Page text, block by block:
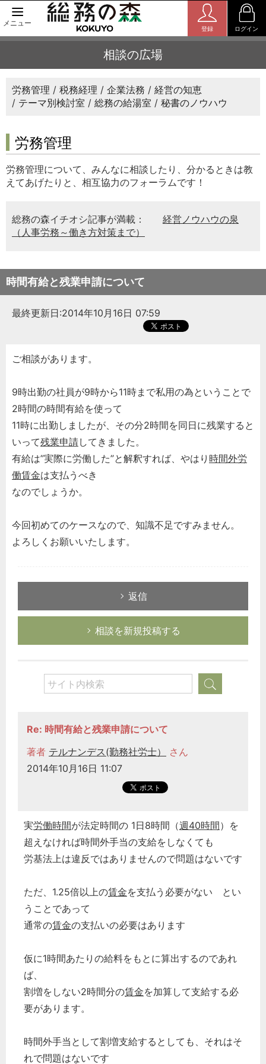
メニュー
登録 ログイン
相談の広場
労務管理 税務経理 企業法務
経営の知恵
テーマ別検討室
総務の給湯室 秘書のノウハウ
労務管理
労務管理について、みんなに相談したり、分かるときは教
えてあげたりと、相互協力のフォーラムです！
総務の森イチオシ記事が満載：
経営ノウハウの泉
（人事労務～働き方対策まで）
時間有給と残業申請について
最終更新日:2014年10月16日 07:59
ご相談があります。
9時出勤の社員が9時から11時まで私用の為ということで
2時間の時間有給を使って
11時に出勤しましたが、その分2時間を同日に残業すると
いって残業申請してきました。
有給は”実際に労働した”と解釈すれば、やはり 時間外労
働賃金は支払うべき
なのでしょうか。
今回初めてのケースなので、知識不足ですみません。
よろしくお願いいたします。
返信
相談を新規投稿する
Re: 時間有給と残業申請について
著者 テルナンデス(勤務社労士）
さん
2014年10月16日 11:07
実労働時間が法定時間の 1日8時間（週40時間）を
超えなければ時間外手当の支給をしなくても
労基法上は違反ではありませんので問題はないです
ただ、1.25倍以上の賃金を支払う必要がない とい
うことであって
通常の賃金の支払いの必要はあります
仮に1時間あたりの給料をもとに算出するのであれ
ば、
割増をしない2時間分の賃金を加算して支給する必
要があります。
時間外手当として割増支給するとしても、それはそ
れで問題はないです